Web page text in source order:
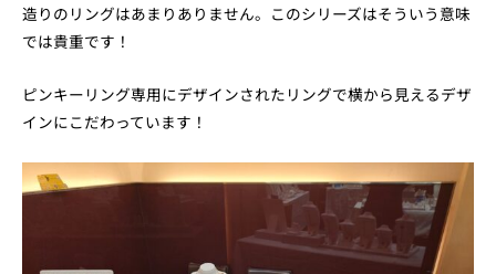
造りのリングはあまりありません。このシリーズはそういう意味
では貴重です！
ピンキーリング専用にデザインされたリングで横から見えるデザ
インにこだわっています！